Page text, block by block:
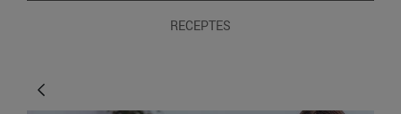
RECEPTES